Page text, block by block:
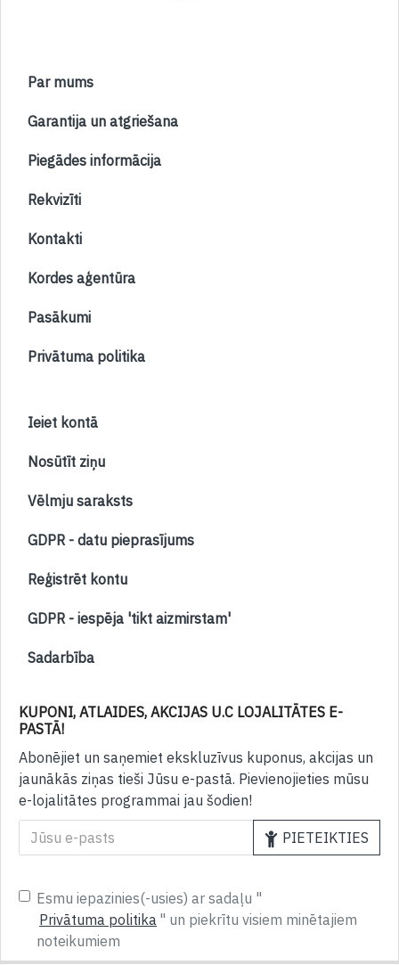
Par mums
Garantija un atgriešana
Piegādes informācija
Rekvizīti
Kontakti
Kordes aģentūra
Pasākumi
Privātuma politika
Ieiet kontā
Nosūtīt ziņu
Vēlmju saraksts
GDPR - datu pieprasījums
Reģistrēt kontu
GDPR - iespēja 'tikt aizmirstam'
Sadarbība
KUPONI, ATLAIDES, AKCIJAS U.C LOJALITĀTES E-
PASTĀ!
Abonējiet un saņemiet ekskluzīvus kuponus, akcijas un
jaunākās ziņas tieši Jūsu e-pastā. Pievienojieties mūsu
e-lojalitātes programmai jau šodien!
PIETEIKTIES
Esmu iepazinies(-usies) ar sadaļu "
Privātuma politika " un piekrītu visiem minētajiem
noteikumiem